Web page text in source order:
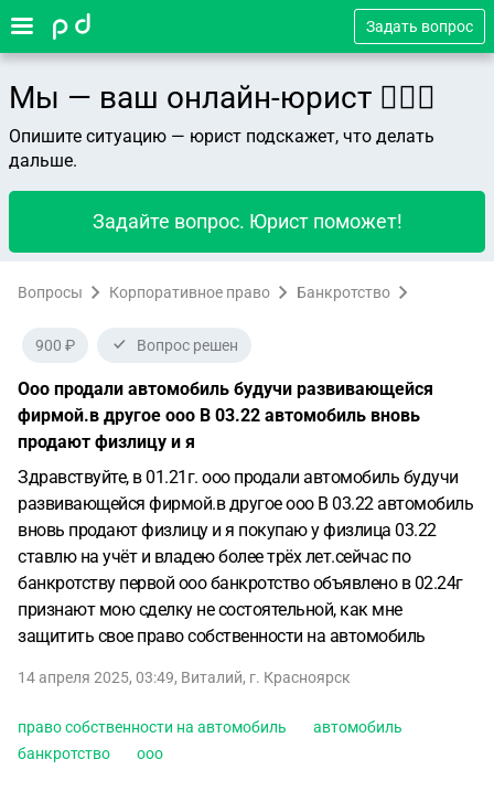
Задать вопрос
Мы — ваш онлайн-юрист 👨🏻‍⚖️
Опишите ситуацию — юрист подскажет, что делать
дальше.
Задайте вопрос. Юрист поможет!
Вопросы Корпоративное право Банкротство
900 ₽ Вопрос решен
Ооо продали автомобиль будучи развивающейся
фирмой.в другое ооо В 03.22 автомобиль вновь
продают физлицу и я
Здравствуйте, в 01.21г. ооо продали автомобиль будучи
развивающейся фирмой.в другое ооо В 03.22 автомобиль
вновь продают физлицу и я покупаю у физлица 03.22
ставлю на учёт и владею более трёх лет.сейчас по
банкротству первой ооо банкротство объявлено в 02.24г
признают мою сделку не состоятельной, как мне
защитить свое право собственности на автомобиль
14 апреля 2025, 03:49, Виталий, г. Красноярск
право собственности на автомобиль
автомобиль
банкротство
ооо